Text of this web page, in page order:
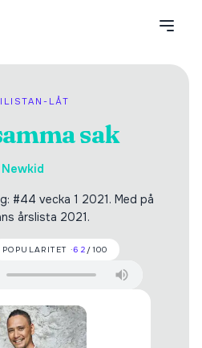
LÅT
sak
Newkid
#44 vecka 1 2021. Med på
årslista 2021.
POPULARITET ·62 /100